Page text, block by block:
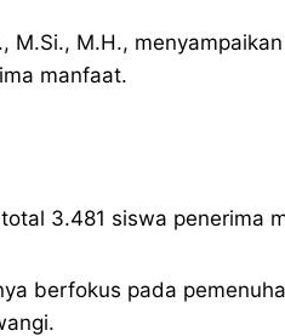
M.Si., M.H.,
manfaat.
3.481 siswa penerima
berfokus pada